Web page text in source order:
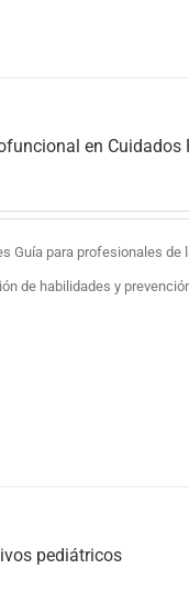
en
Guía para profesionales
de habilidades y
pediátricos